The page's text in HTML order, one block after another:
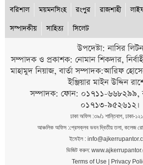
বরিশাল
ময়মনসিংহ রংপুর রাজশাহী
সম্পাদকীয়
সাহিত্য সিলেট
উপদেষ্টা: নাসির লিটন
সম্পাদক ও প্রকাশক: নোমান শিকদার,
মাহামুদ নিয়াজ, বার্তা সম্পাদক:আরিফ
ইঞ্জিয়ার মাইন উদ্দিন
সম্পাদক: ফোন: ০১৭১১-৬৬৮২৯৯,
০১৭১৩-৯৫২৬১২।
ঢাকা অফিস :৩৯/১ শান্তিবাগ, ঢাকা-
আঞ্চলিক অফিস :প্রেসক্লব ভবন দ্বিতীয় তলা, কলেজ
ইমেইল :
ভিজিট করুন:
Terms of Use | Privacy